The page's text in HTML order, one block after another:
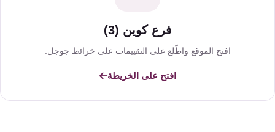
فرع كوين (3)
افتح الموقع واطّلع على التقييمات على خرائط جوجل.
افتح على الخريطة